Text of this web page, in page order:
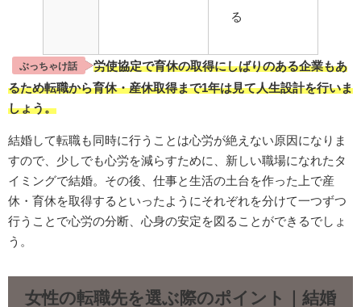
る
ぶっちゃけ話
労使協定で育休の取得にしばりのある企業もあ
るため転職から育休・産休取得まで1年は見て人生設計を行いま
しょう。
結婚して転職も同時に行うことは心労が絶えない原因になりま
すので、少しでも心労を減らすために、新しい職場になれたタ
イミングで結婚。その後、仕事と生活の土台を作った上で産
休・育休を取得するといったようにそれぞれを分けて一つずつ
行うことで心労の分断、心身の安定を図ることができるでしょ
う。
女性の転職先を選ぶ際のポイント｜結婚